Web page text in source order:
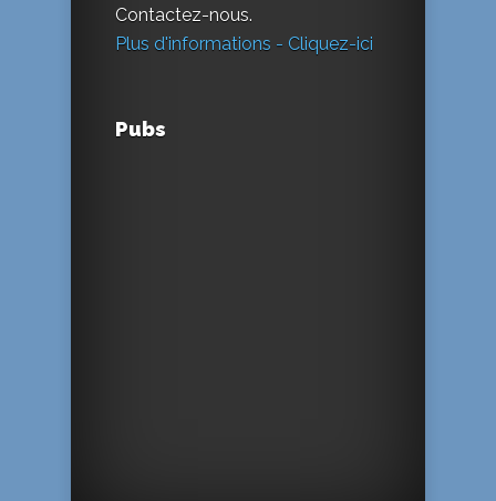
Contactez-nous.
Plus d'informations - Cliquez-ici
Pubs